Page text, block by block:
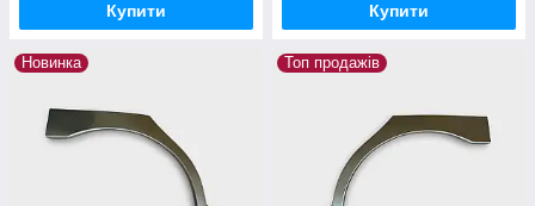
Купити Купити
Новинка Топ продажів